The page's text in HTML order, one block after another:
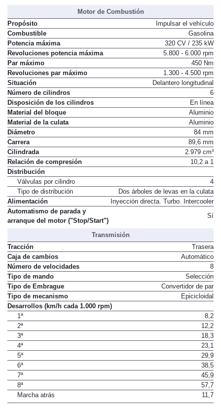
Motor de Combustión
Propósito
Impulsar el vehículo
Combustible
Gasolina
Potencia máxima
320 CV / 235 kW
Revoluciones potencia máxima
5.800 - 6.000 rpm
Par máximo
450 Nm
Revoluciones par máximo
1.300 - 4.500 rpm
Situación
Delantero longitudinal
Número de cilindros
6
Disposición de los cilindros
En línea
Material del bloque
Aluminio
Material de la culata
Aluminio
Diámetro
84 mm
Carrera
89,6 mm
Cilindrada
2.979 cm³
Relación de compresión
Distribución
Válvulas por cilindro
4
Tipo de distribución
Dos árboles de levas en la culata
Alimentación
Automatismo de parada y
Transmisión
Tracción
Trasera
Caja de cambios
Automático
Número de velocidades
8
Tipo de mando
Selección
Tipo de Embrague
Convertidor de par
Tipo de mecanismo
Desarrollos (km/h cada 1.000 rpm)
1ª
8,2
2ª
12,2
3ª
18,3
4ª
23,1
5ª
29,9
6ª
38,5
7ª
45,9
8ª
57,7
Marcha atrás
11,7